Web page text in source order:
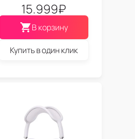
15.999₽
В корзину
Купить в один клик